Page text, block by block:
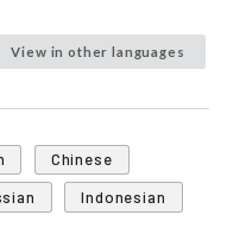
View in other languages
Chinese
Indonesian